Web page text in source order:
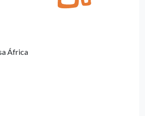
África